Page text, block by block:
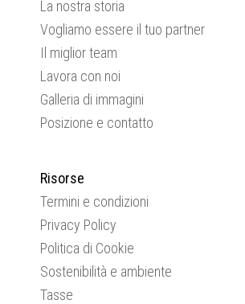
La nostra storia
Vogliamo essere il tuo partner
Il miglior team
Lavora con noi
Galleria di immagini
Posizione e contatto
Risorse
Termini e condizioni
Privacy Policy
Politica di Cookie
Sostenibilità e ambiente
Tasse